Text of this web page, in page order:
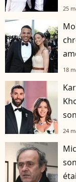
25
18
24